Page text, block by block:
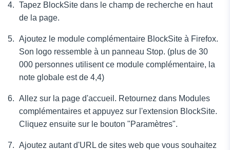
Tapez BlockSite dans le champ de recherche en haut
de la page.
Ajoutez le module complémentaire BlockSite à Firefox.
Son logo ressemble à un panneau Stop. (plus de 30
000 personnes utilisent ce module complémentaire, la
note globale est de 4,4)
Allez sur la page d'accueil. Retournez dans Modules
complémentaires et appuyez sur l'extension BlockSite.
Cliquez ensuite sur le bouton "Paramètres".
Ajoutez autant d'URL de sites web que vous souhaitez